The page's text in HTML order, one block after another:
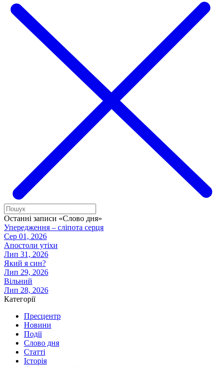
Останні записи «Слово дня»
Упередження – сліпота серця
Сер 01, 2026
Апостоли утіхи
Лип 31, 2026
Який я син?
Лип 29, 2026
Вільний
Лип 28, 2026
Категорії
Пресцентр
Новини
Події
Слово дня
Статті
Історія